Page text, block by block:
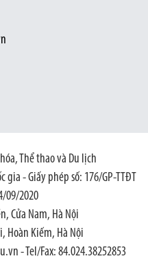
Thể thao và Du lịch
- Giấy phép số: 176/GP-TTĐT
09/2020
Cửa Nam, Hà Nội
Hoàn Kiếm, Hà Nội
- Tel/Fax: 84.024.38252853